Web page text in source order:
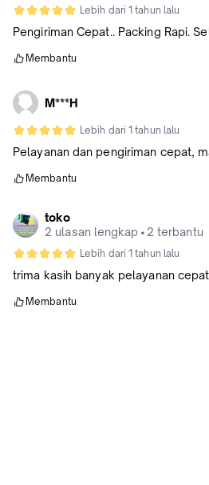
Lebih dari 1 tahun lalu
Pengiriman Cepat.. Packing Rapi.
Membantu
M***H
Lebih dari 1 tahun lalu
Pelayanan dan pengiriman cepat,
Membantu
toko
2 ulasan lengkap • 2 terbantu
Lebih dari 1 tahun lalu
trima kasih banyak pelayanan
Membantu